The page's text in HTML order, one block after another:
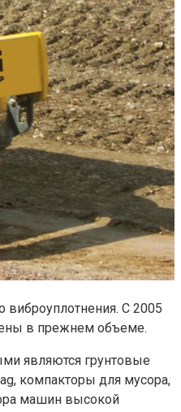
С 2005
в прежнем объеме.
являются грунтовые
компакторы для мусора,
машин высокой